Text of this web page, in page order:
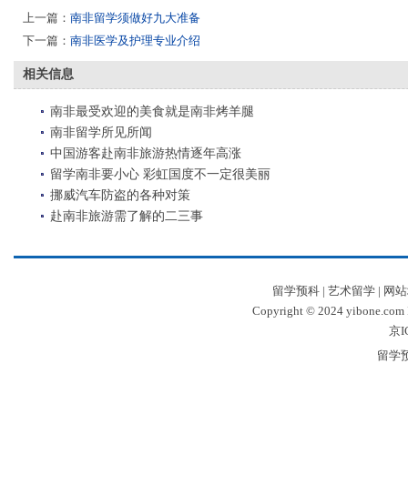
上一篇： 南非留学须做好九大准备
下一篇： 南非医学及护理专业介绍
相关信息
南非最受欢迎的美食就是南非烤羊腿
南非留学所见所闻
中国游客赴南非旅游热情逐年高涨
留学南非要小心 彩虹国度不一定很美丽
挪威汽车防盗的各种对策
赴南非旅游需了解的二三事
留学预科| 艺术留学| 网
Copyright © 2024 yibone.com
京
留学